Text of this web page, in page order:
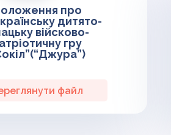
про
дитято-
війсково-
гру
файл